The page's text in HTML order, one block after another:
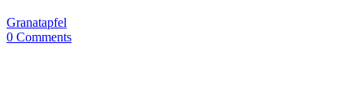
Granatapfel
0 Comments